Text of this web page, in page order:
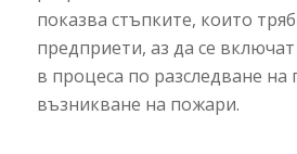
показва стъпките, които
предприети, аз да се
в процеса по разследване на
възникване на пожари.